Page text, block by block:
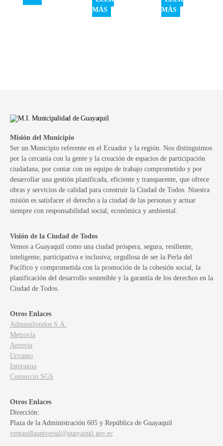
MÁS
MÁS
Misión del Municipio
Ser un Municipio referente en el Ecuador y la región. Nos distinguimos
por la cercanía con la gente y la creación de espacios de participación
ciudadana, por contar con un equipo de trabajo comprometido y por
desarrollar una gestión planificada, eficiente y transparente, que ofrece
obras y servicios de calidad para construir la Ciudad de Todos. Nuestra
misión es satisfacer el derecho a la ciudad de las personas y actuar
siempre con responsabilidad social, económica y ambiental.
Visión de la Ciudad de Todos
Vemos a Guayaquil como una ciudad próspera, segura, resiliente,
inteligente, participativa e inclusiva; orgullosa de ser la Perla del
Pacífico y comprometida con la promoción de la cohesión social, la
planificación del desarrollo sostenible y la garantía de los derechos en la
Ciudad de Todos.
Otros Enlaces
Admunifondos S.A.
Metrovía
Aerovía
Urvaseo
Interagua
Consorcio SGS
Otros Enlaces
Dirección:
Plaza de la Administración 605 y República de Guayaquil
ventanillauniversal@guayaquil.gov.ec